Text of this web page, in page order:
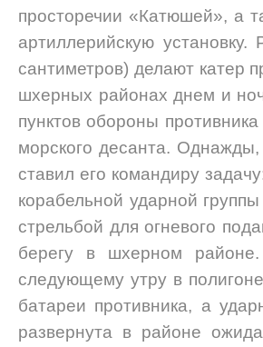
про­сторечии «Катюшей», а
артиллерийскую
сантиметров) делают катер
шхерных районах днем и
пунктов обо­роны
морского десанта.
ставил его командиру
корабельной ударной
стрельбой для огневого
берегу в шхерном
следующему утру в
батареи противника, а
развернута в районе